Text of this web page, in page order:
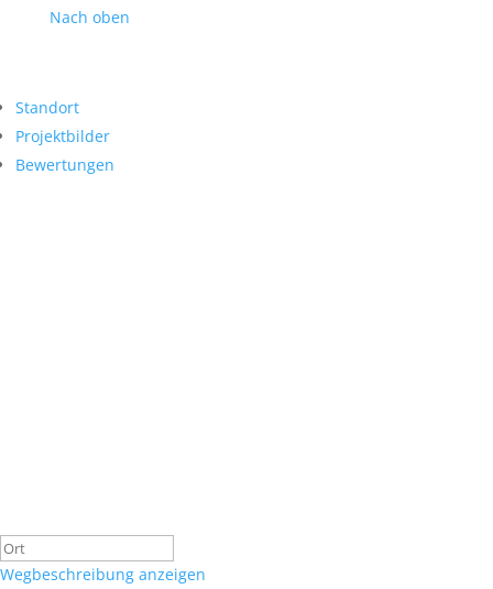
Nach oben
Standort
Projektbilder
Bewertungen
Wegbeschreibung anzeigen